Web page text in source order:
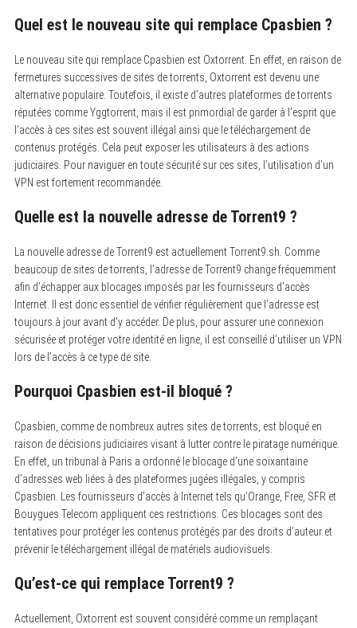
Quel est le nouveau site qui remplace Cpasbien ?
Le nouveau site qui remplace Cpasbien est Oxtorrent. En effet, en raison de
fermetures successives de sites de torrents, Oxtorrent est devenu une
alternative populaire. Toutefois, il existe d’autres plateformes de torrents
réputées comme Yggtorrent, mais il est primordial de garder à l’esprit que
l’accès à ces sites est souvent illégal ainsi que le téléchargement de
contenus protégés. Cela peut exposer les utilisateurs à des actions
judiciaires. Pour naviguer en toute sécurité sur ces sites, l’utilisation d’un
VPN est fortement recommandée.
Quelle est la nouvelle adresse de Torrent9 ?
La nouvelle adresse de Torrent9 est actuellement Torrent9.sh. Comme
beaucoup de sites de torrents, l’adresse de Torrent9 change fréquemment
afin d’échapper aux blocages imposés par les fournisseurs d’accès
Internet. Il est donc essentiel de vérifier régulièrement que l’adresse est
toujours à jour avant d’y accéder. De plus, pour assurer une connexion
sécurisée et protéger votre identité en ligne, il est conseillé d’utiliser un VPN
lors de l’accès à ce type de site.
Pourquoi Cpasbien est-il bloqué ?
Cpasbien, comme de nombreux autres sites de torrents, est bloqué en
raison de décisions judiciaires visant à lutter contre le piratage numérique.
En effet, un tribunal à Paris a ordonné le blocage d’une soixantaine
d’adresses web liées à des plateformes jugées illégales, y compris
Cpasbien. Les fournisseurs d’accès à Internet tels qu’Orange, Free, SFR et
Bouygues Telecom appliquent ces restrictions. Ces blocages sont des
tentatives pour protéger les contenus protégés par des droits d’auteur et
prévenir le téléchargement illégal de matériels audiovisuels.
Qu’est-ce qui remplace Torrent9 ?
Actuellement, Oxtorrent est souvent considéré comme un remplaçant